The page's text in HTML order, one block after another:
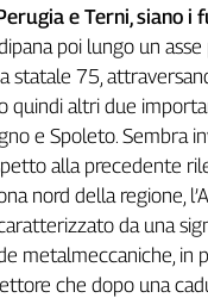
e Terni, siano i
dipana poi lungo un
statale 75,
quindi altri due
e Spoleto. Sembra
alla precedente
nord della regione,
da una
metalmeccaniche, in
che dopo una